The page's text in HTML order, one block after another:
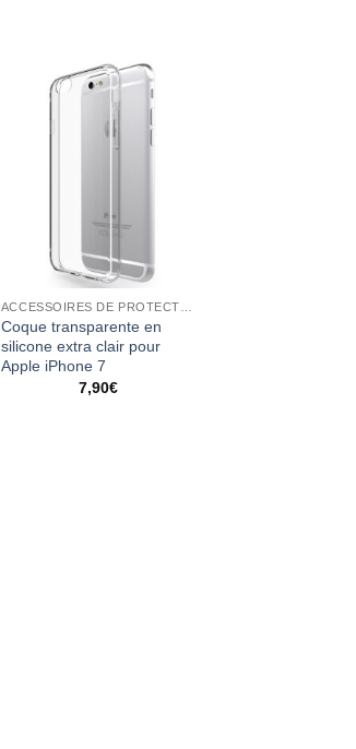
Coque transparente en
silicone extra clair pour
Apple iPhone 7
7,90€